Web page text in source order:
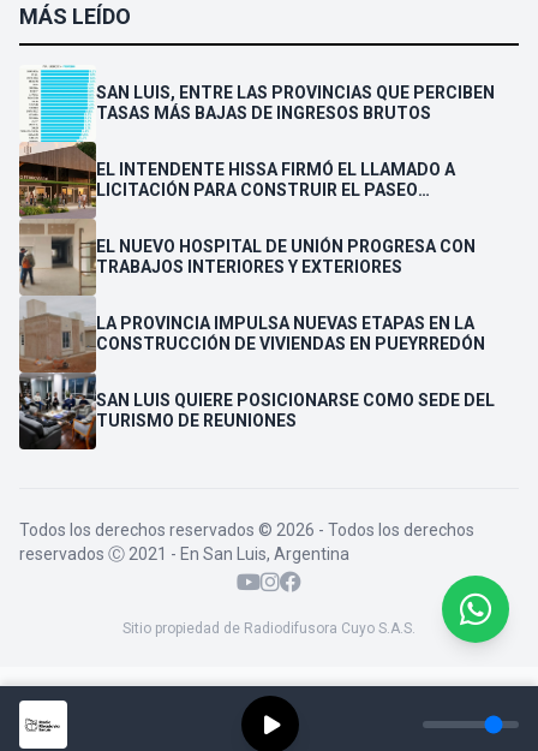
MÁS LEÍDO
SAN LUIS, ENTRE LAS PROVINCIAS QUE PERCIBEN
TASAS MÁS BAJAS DE INGRESOS BRUTOS
EL INTENDENTE HISSA FIRMÓ EL LLAMADO A
LICITACIÓN PARA CONSTRUIR EL PASEO
EL NUEVO HOSPITAL DE UNIÓN PROGRESA CON
TRABAJOS INTERIORES Y EXTERIORES
LA PROVINCIA IMPULSA NUEVAS ETAPAS EN LA
CONSTRUCCIÓN DE VIVIENDAS EN PUEYRREDÓN
SAN LUIS QUIERE POSICIONARSE COMO SEDE DEL
TURISMO DE REUNIONES
Todos los derechos reservados © 2026 - Todos los derechos
reservados Ⓒ 2021 - En San Luis, Argentina
Sitio propiedad de Radiodifusora Cuyo S.A.S.